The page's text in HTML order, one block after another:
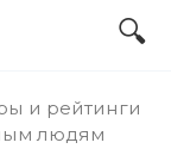
и рейтинги
людям